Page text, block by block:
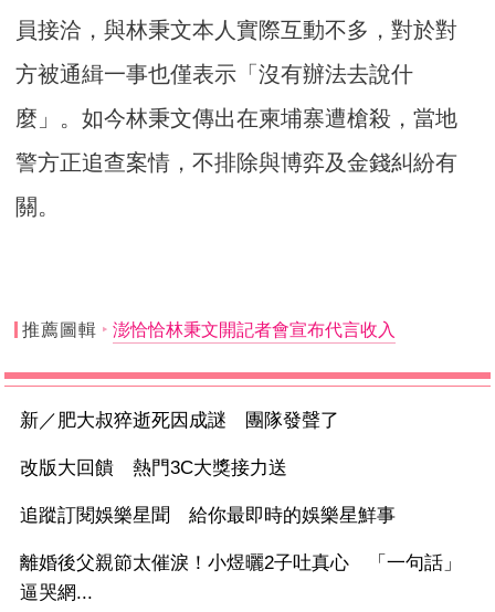
員接洽，與林秉文本人實際互動不多，對於對
方被通緝一事也僅表示「沒有辦法去說什
麼」。如今林秉文傳出在柬埔寨遭槍殺，當地
警方正追查案情，不排除與博弈及金錢糾紛有
關。
推薦圖輯 澎恰恰林秉文開記者會宣布代言收入
新／肥大叔猝逝死因成謎 團隊發聲了
改版大回饋 熱門3C大獎接力送
追蹤訂閱娛樂星聞 給你最即時的娛樂星鮮事
離婚後父親節太催淚！小煜曬2子吐真心 「一句話」
逼哭網...